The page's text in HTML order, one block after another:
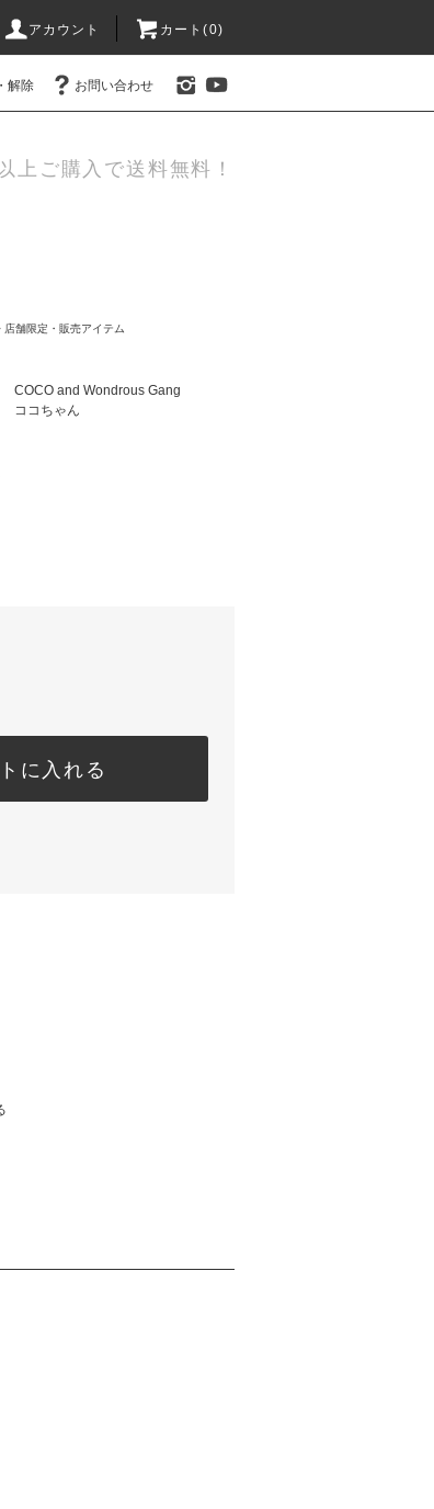
アカウント カート(0)
解除 お問い合わせ
上ご購入で送料無料！
店舗限定・販売アイテム
COCO and Wondrous Gang
ココちゃん
に入れる